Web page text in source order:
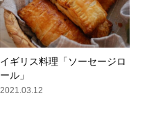
イギリス料理「ソーセージロ
ール」
2021.03.12